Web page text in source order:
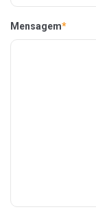
Mensagem*